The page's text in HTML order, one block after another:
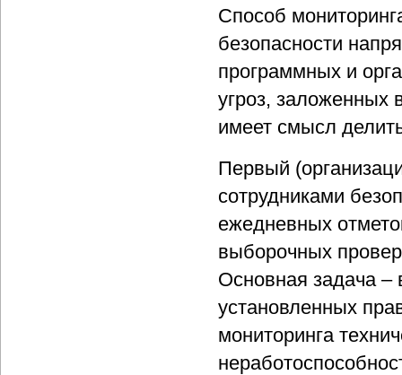
Способ
безопасности
программных и
угроз, заложенных
имеет смысл
Первый
сотрудниками
ежедневных
выборочных
Основная задача
установленных
мониторинга